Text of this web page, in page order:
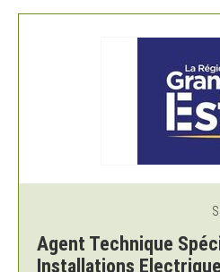
Agent Technique
Installations